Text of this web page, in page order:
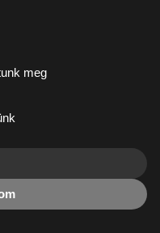
meg